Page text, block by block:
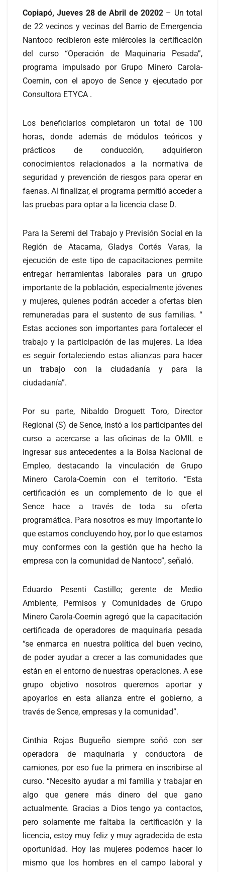
Copiapó, Jueves 28 de Abril de 20202 – Un total
de 22 vecinos y vecinas del Barrio de Emergencia
Nantoco recibieron este miércoles la certificación
del curso “Operación de Maquinaria Pesada”,
programa impulsado por Grupo Minero Carola-
Coemin, con el apoyo de Sence y ejecutado por
Consultora ETYCA .
Los beneficiarios completaron un total de 100
horas, donde además de módulos teóricos y
prácticos de conducción, adquirieron
conocimientos relacionados a la normativa de
seguridad y prevención de riesgos para operar en
faenas. Al finalizar, el programa permitió acceder a
las pruebas para optar a la licencia clase D.
Para la Seremi del Trabajo y Previsión Social en la
Región de Atacama, Gladys Cortés Varas, la
ejecución de este tipo de capacitaciones permite
entregar herramientas laborales para un grupo
importante de la población, especialmente jóvenes
y mujeres, quienes podrán acceder a ofertas bien
remuneradas para el sustento de sus familias. “
Estas acciones son importantes para fortalecer el
trabajo y la participación de las mujeres. La idea
es seguir fortaleciendo estas alianzas para hacer
un trabajo con la ciudadanía y para la
ciudadanía”.
Por su parte, Nibaldo Droguett Toro, Director
Regional (S) de Sence, instó a los participantes del
curso a acercarse a las oficinas de la OMIL e
ingresar sus antecedentes a la Bolsa Nacional de
Empleo, destacando la vinculación de Grupo
Minero Carola-Coemin con el territorio. “Esta
certificación es un complemento de lo que el
Sence hace a través de toda su oferta
programática. Para nosotros es muy importante lo
que estamos concluyendo hoy, por lo que estamos
muy conformes con la gestión que ha hecho la
empresa con la comunidad de Nantoco”, señaló.
Eduardo Pesenti Castillo; gerente de Medio
Ambiente, Permisos y Comunidades de Grupo
Minero Carola-Coemin agregó que la capacitación
certificada de operadores de maquinaria pesada
“se enmarca en nuestra política del buen vecino,
de poder ayudar a crecer a las comunidades que
están en el entorno de nuestras operaciones. A ese
grupo objetivo nosotros queremos aportar y
apoyarlos en esta alianza entre el gobierno, a
través de Sence, empresas y la comunidad”.
Cinthia Rojas Bugueño siempre soñó con ser
operadora de maquinaria y conductora de
camiones, por eso fue la primera en inscribirse al
curso. “Necesito ayudar a mi familia y trabajar en
algo que genere más dinero del que gano
actualmente. Gracias a Dios tengo ya contactos,
pero solamente me faltaba la certificación y la
licencia, estoy muy feliz y muy agradecida de esta
oportunidad. Hoy las mujeres podemos hacer lo
mismo que los hombres en el campo laboral y